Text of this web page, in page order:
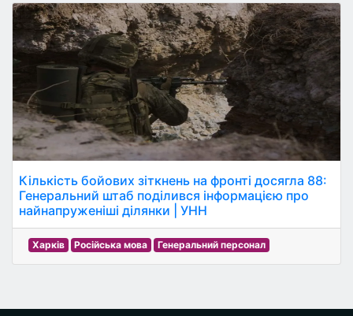
Кількість бойових зіткнень на фронті досягла 88:
Генеральний штаб поділився інформацією про
найнапруженіші ділянки | УНН
Харків Російська мова Генеральний персонал